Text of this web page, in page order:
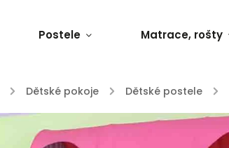
Postele Matrace, rošty
/ Dětské pokoje / Dětské postele /